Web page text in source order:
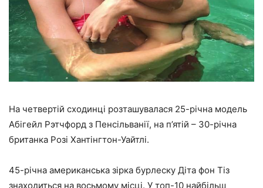
На четвертій сходинці розташувалася 25-річна модель
Абігейл Рэтчфорд з Пенсільванії, на п’ятій – 30-річна
британка Розі Хантінгтон-Уайтлі.
45-річна американська зірка бурлеску Діта фон Тіз
знаходиться на восьмому місці. У топ-10 найбільш